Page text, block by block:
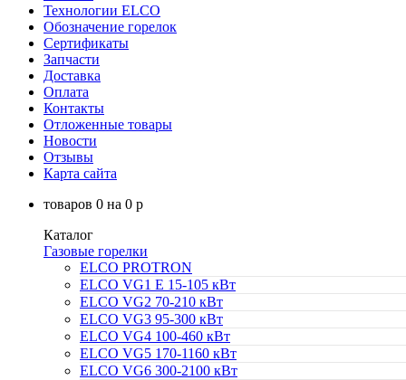
Технологии ELCO
Обозначение горелок
Сертификаты
Запчасти
Доставка
Оплата
Контакты
Отложенные товары
Новости
Отзывы
Карта сайта
товаров 0 на 0 p
Каталог
Газовые горелки
ELCO PROTRON
ELCO VG1 E 15-105 кВт
ELCO VG2 70-210 кВт
ELCO VG3 95-300 кВт
ELCO VG4 100-460 кВт
ELCO VG5 170-1160 кВт
ELCO VG6 300-2100 кВт